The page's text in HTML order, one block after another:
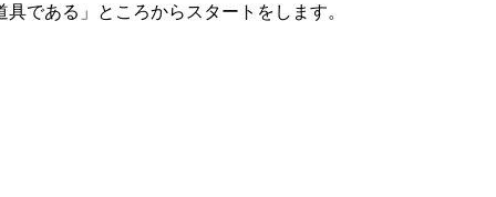
である」ところからスタートをします。